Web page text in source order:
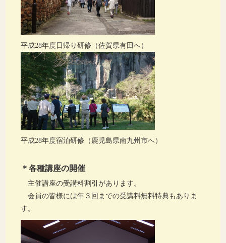
平成28年度日帰り研修（佐賀県有田へ）
平成28年度宿泊研修（鹿児島県南九州市へ）
＊各種講座の開催
主催講座の受講料割引があります。
会員の皆様には年３回までの受講料無料特典もありま
す。